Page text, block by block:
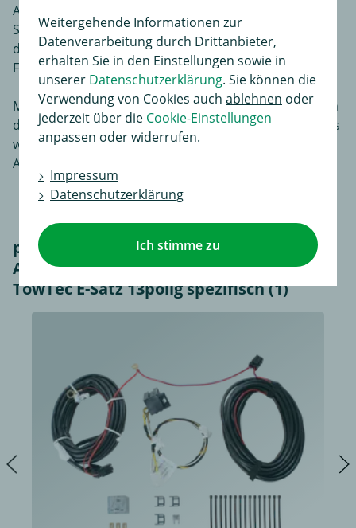
Auch die Eintragung in die Fahrzeugpapiere Ihres
SKODA YETI entfällt. Bitte beachten Sie die Hinweise
des Fahrzeugherstellers in Ihrem
Fahrzeugbenutzerhandbuch.
Mit diesem Komplettsatz erhalten Sie, angefangen von
der kleinsten Schraube bis zur Montageanleitung, alles
was benötigt wird, um an Ihrem SKODA YETI eine
Anhängerkupplung zu montieren.
passendes Zubehör für AUTO-HAK
Anhängerkupplung abnehmbar inkl.
TowTec E-Satz 13polig spezifisch (1)
Weitergehende Informationen zur
Datenverarbeitung durch Drittanbieter,
erhalten Sie in den Einstellungen sowie in
unserer Datenschutzerklärung. Sie können die
Verwendung von Cookies auch ablehnen oder
jederzeit über die Cookie-Einstellungen
anpassen oder widerrufen.
Impressum
Datenschutzerklärung
Ich stimme zu